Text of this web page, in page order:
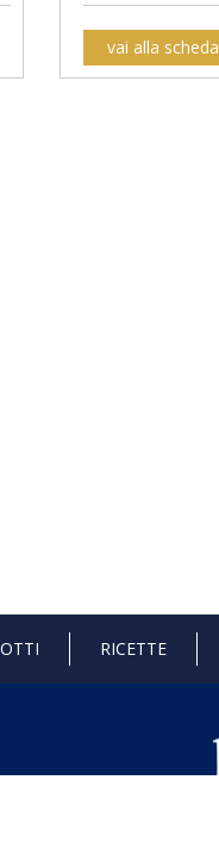
vai alla scheda
RICETTE